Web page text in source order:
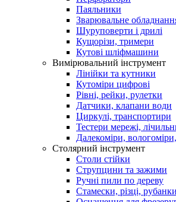
Паяльники
Зварювальне
Шуруповерти і дрилі
Кущорізи, тримери
Кутові шліфмашини
Вимірювальний інструмент
Лінійки та кутники
Кутоміри цифрові
Рівні, рейки, рулетки
Датчики, клапани води
Циркулі, транспортири
Тестери мережі,
Далекоміри,
Столярний інструмент
Столи стійки
Струпцини та зажими
Ручні пили по дереву
Стамески, різці,